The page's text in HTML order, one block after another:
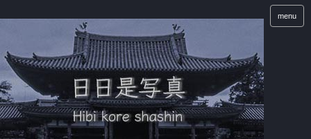
menu